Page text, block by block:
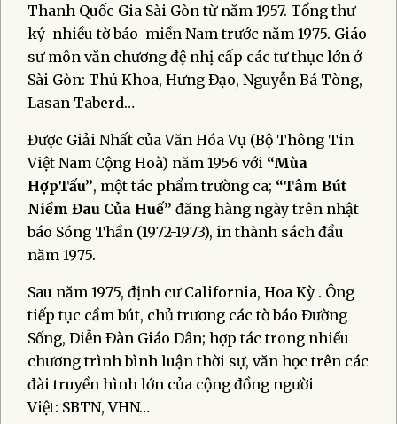
Thanh Quốc Gia Sài Gòn từ năm 1957. Tổng thư
ký nhiều tờ báo miền Nam trước năm 1975. Giáo
sư môn văn chương đệ nhị cấp các tư thục lớn ở
Sài Gòn: Thủ Khoa, Hưng Ðạo, Nguyễn Bá Tòng,
Lasan Taberd…
Được Giải Nhất của Văn Hóa Vụ (Bộ Thông Tin
Việt Nam Cộng Hoà) năm 1956 với “Mùa
HợpTấu”, một tác phẩm trường ca; “Tâm Bút
Niềm Đau Của Huế” đăng hàng ngày trên nhật
báo Sóng Thần (1972-1973), in thành sách đầu
năm 1975.
Sau năm 1975, định cư California, Hoa Kỳ . Ông
tiếp tục cầm bút, chủ trương các tờ báo Ðường
Sống, Diễn Ðàn Giáo Dân; hợp tác trong nhiều
chương trình bình luận thời sự, văn học trên các
đài truyền hình lớn của cộng đồng người
Việt: SBTN, VHN…